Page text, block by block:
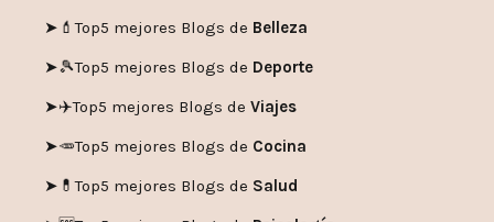
➤💄Top5 mejores Blogs de Belleza
➤🎾Top5 mejores Blogs de Deporte
➤✈️Top5 mejores Blogs de Viajes
➤🥕Top5 mejores Blogs de Cocina
➤💊Top5 mejores Blogs de Salud